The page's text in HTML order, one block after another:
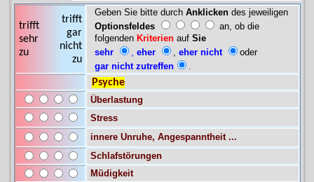
trifft
sehr
zu
trifft
gar
nicht
zu
Geben Sie bitte durch Anklickendes jeweiligen
Optionsfeldes
an, ob die
folgenden Kriterien auf Sie
sehr , eher , eher nicht
oder
gar nicht zutreffen
.
Psyche